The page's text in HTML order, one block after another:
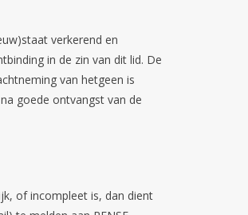
verkerend en
in de zin van dit lid. De
van hetgeen is
goede ontvangst van de
of incompleet is, dan dient